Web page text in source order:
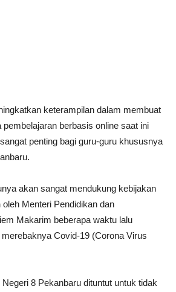
keterampilan dalam membuat
pembelajaran berbasis online saat ini
penting bagi guru-guru khususnya
akan sangat mendukung kebijakan
Menteri Pendidikan dan
Makarim beberapa waktu lalu
Covid-19 (Corona Virus
8 Pekanbaru dituntut untuk tidak